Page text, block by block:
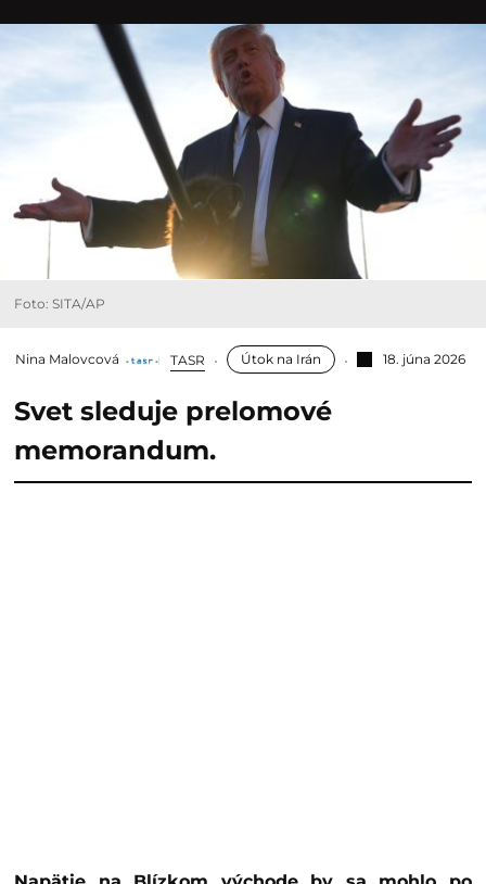
Foto: SITA/AP
Nina Malovcová TASR Útok na Irán 18. júna 2026
Svet sleduje prelomové
memorandum.